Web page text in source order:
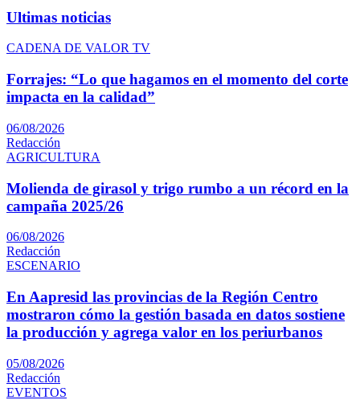
Ultimas noticias
CADENA DE VALOR TV
Forrajes: “Lo que hagamos en el momento del corte
impacta en la calidad”
06/08/2026
Redacción
AGRICULTURA
Molienda de girasol y trigo rumbo a un récord en la
campaña 2025/26
06/08/2026
Redacción
ESCENARIO
En Aapresid las provincias de la Región Centro
mostraron cómo la gestión basada en datos sostiene
la producción y agrega valor en los periurbanos
05/08/2026
Redacción
EVENTOS